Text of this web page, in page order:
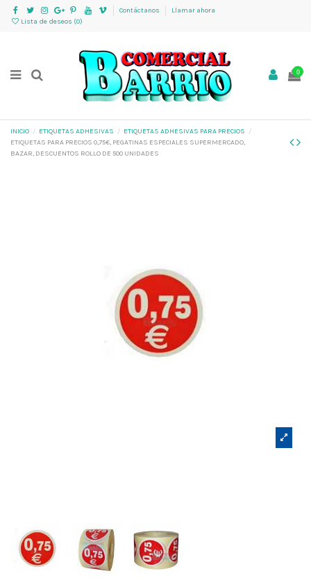
Contáctanos
Llamar ahora
Lista de deseos (0)
0
INICIO ETIQUETAS ADHESIVAS
ETIQUETAS ADHESIVAS PARA PRECIOS
ETIQUETAS PARA PRECIOS 0,75€, PEGATINAS ESPECIALES SUPERMERCADO,
BAZAR, DESCUENTOS ROLLO DE 500 UNIDADES